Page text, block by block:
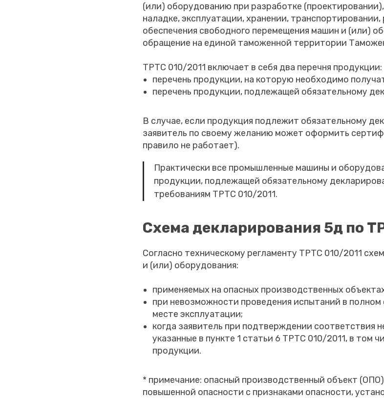
(или) оборудованию при разработке
наладке, эксплуатации, хранении,
обеспечения свободного перемещения машин и (или)
обращение на единой таможенной территории
ТРТС 010/2011 включает в себя два перечня продукции:
перечень продукции, на которую необходимо
перечень продукции, подлежащей обязательному
В случае, если продукция подлежит обязательному
заявитель по своему желанию может оформить
правило не работает).
Практически все промышленные машины и
продукции, подлежащей обязательному
требованиям ТРТС 010/2011.
Схема декларирования 5д по
Согласно техническому регламенту ТРТС 010/2011
и (или) оборудования:
применяемых на опасных производственных
при невозможности проведения испытаний в полном
месте эксплуатации;
когда заявитель при подтверждении соответствия
указанные в пункте 1 статьи 6 ТРТС 010/2011, в том
продукции.
* примечание: опасный производственный объект
повышенной опасности с признаками опасности,